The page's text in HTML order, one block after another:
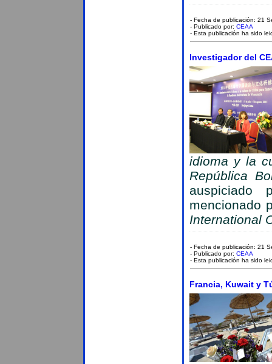
- Fecha de publicación: 21
- Publicado por: CEAA
- Esta publicación ha sido
Investigador del
idioma y la
República
auspiciado
mencionado
International
- Fecha de publicación: 21
- Publicado por: CEAA
- Esta publicación ha sido
Francia, Kuwait y